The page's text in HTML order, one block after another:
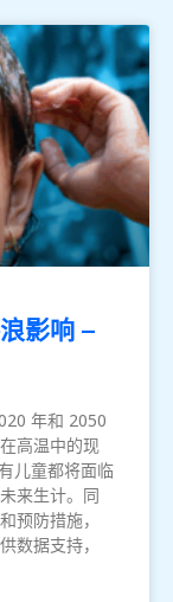
影响 –
年和 2050
高温中的现
儿童都将面临
来生计。同
预防措施，
数据支持，